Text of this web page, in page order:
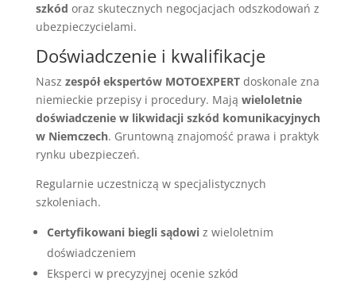
szkód oraz skutecznych negocjacjach odszkodowań z
ubezpieczycielami.
Doświadczenie i kwalifikacje
Nasz zespół ekspertów MOTOEXPERTdoskonale zna
niemieckie przepisy i procedury. Mają wieloletnie
doświadczenie w likwidacji szkód komunikacyjnych
w Niemczech. Gruntowną znajomość prawa i praktyk
rynku ubezpieczeń.
Regularnie uczestniczą w specjalistycznych
szkoleniach.
Certyfikowani biegli sądowiz wieloletnim
doświadczeniem
Eksperci w precyzyjnej ocenie szkód